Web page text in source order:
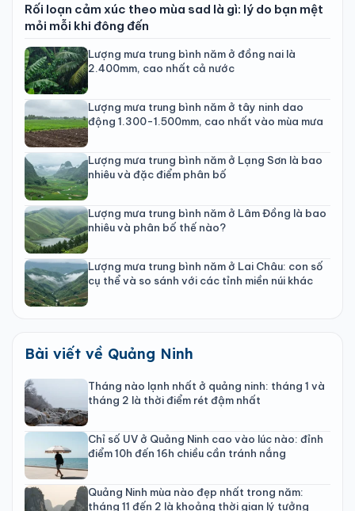
Rối loạn cảm xúc theo mùa sad là gì: lý do bạn mệt
mỏi mỗi khi đông đến
Lượng mưa trung bình năm ở đồng nai là
2.400mm, cao nhất cả nước
Lượng mưa trung bình năm ở tây ninh dao
động 1.300-1.500mm, cao nhất vào mùa mưa
Lượng mưa trung bình năm ở Lạng Sơn là bao
nhiêu và đặc điểm phân bố
Lượng mưa trung bình năm ở Lâm Đồng là bao
nhiêu và phân bố thế nào?
Lượng mưa trung bình năm ở Lai Châu: con số
cụ thể và so sánh với các tỉnh miền núi khác
Bài viết về Quảng Ninh
Tháng nào lạnh nhất ở quảng ninh: tháng 1 và
tháng 2 là thời điểm rét đậm nhất
Chỉ số UV ở Quảng Ninh cao vào lúc nào: đỉnh
điểm 10h đến 16h chiều cần tránh nắng
Quảng Ninh mùa nào đẹp nhất trong năm:
tháng 11 đến 2 là khoảng thời gian lý tưởng